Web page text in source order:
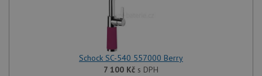
Schock SC-540 557000 Berry
7 100 Kč s DPH